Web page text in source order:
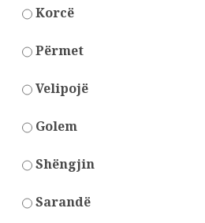
Korcë
Përmet
Velipojë
Golem
Shëngjin
Sarandë